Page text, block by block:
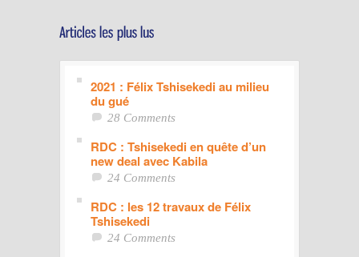
2021 : Félix Tshisekedi au milieu
du gué
28 Comments
RDC : Tshisekedi en quête d’un
new deal avec Kabila
24 Comments
RDC : les 12 travaux de Félix
Tshisekedi
24 Comments